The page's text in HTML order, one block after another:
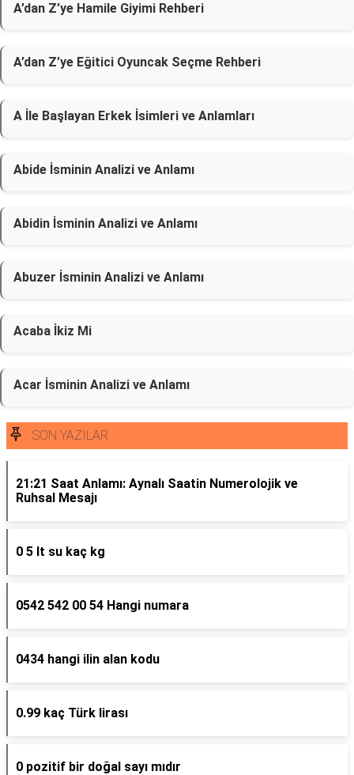
A’dan Z’ye Hamile Giyimi Rehberi
A’dan Z’ye Eğitici Oyuncak Seçme Rehberi
A İle Başlayan Erkek İsimleri ve Anlamları
Abide İsminin Analizi ve Anlamı
Abidin İsminin Analizi ve Anlamı
Abuzer İsminin Analizi ve Anlamı
Acaba İkiz Mi
Acar İsminin Analizi ve Anlamı
SON YAZILAR
21:21 Saat Anlamı: Aynalı Saatin Numerolojik ve
Ruhsal Mesajı
0 5 lt su kaç kg
0542 542 00 54 Hangi numara
0434 hangi ilin alan kodu
0.99 kaç Türk lirası
0 pozitif bir doğal sayı mıdır